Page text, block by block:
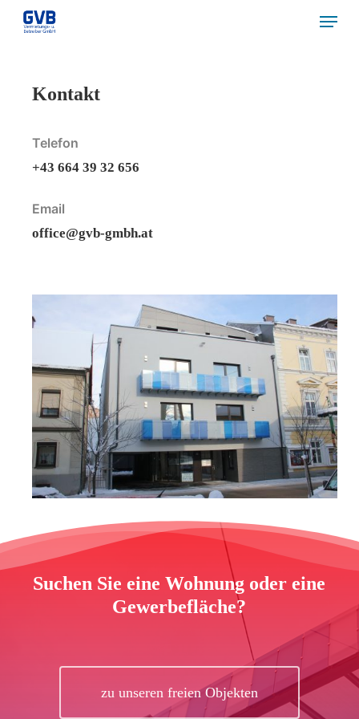
Skip
content
Menu
Kontakt
Telefon
+43 664 39 32 656
Email
office@gvb-gmbh.at
Suchen Sie eine Wohnung oder eine
Gewerbefläche?
zu unseren freien Objekten